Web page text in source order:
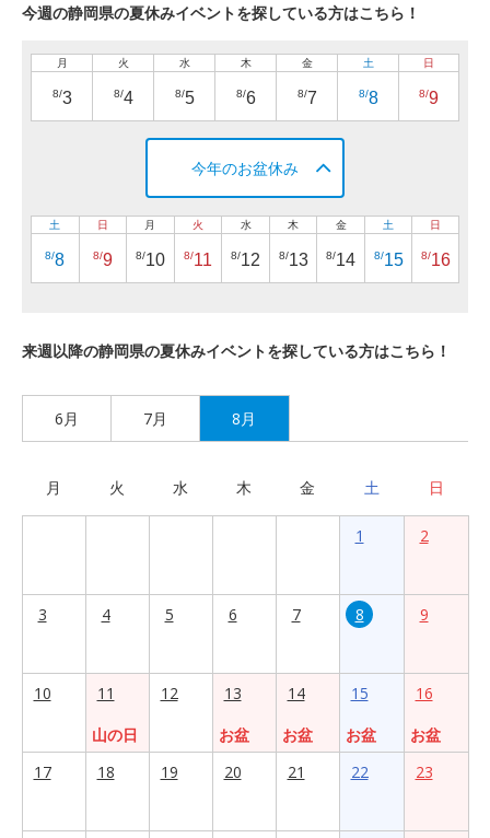
今週の静岡県の夏休みイベントを探している方はこちら！
月
8/3
火
8/4
水
8/5
木
8/6
金
8/7
土
8/8
日
8/9
今年のお盆休み
土
8/8
日
8/9
月
8/10
火
8/11
水
8/12
木
8/13
金
8/14
土
8/15
日
8/16
来週以降の静岡県の夏休みイベントを探している方はこちら！
6月 7月 8月
月 火 水 木 金 土 日
1 2
3 4 5 6 7 8 9
10
11
山の日
12
13
お盆
14
お盆
15
お盆
16
お盆
17
18 19 20 21 22 23